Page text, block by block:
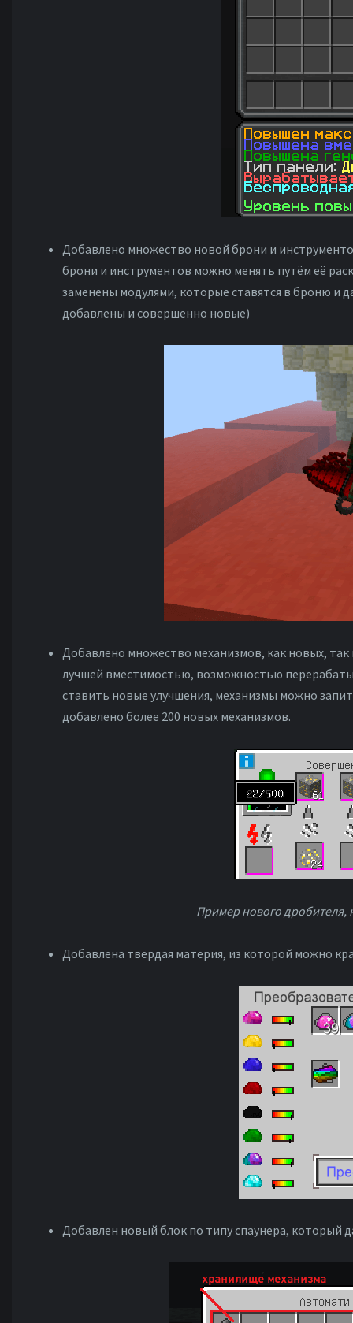
Добавлено множество новой брони и
брони и инструментов можно менять путём её
заменены модулями, которые ставятся в броню и
добавлены и совершенно новые)
Добавлено множество механизмов, как новых,
лучшей вместимостью, возможностью
ставить новые улучшения, механизмы можно
добавлено более 200 новых механизмов.
Пример нового дробителя,
Добавлена твёрдая материя, из которой можно
Добавлен новый блок по типу спаунера, который